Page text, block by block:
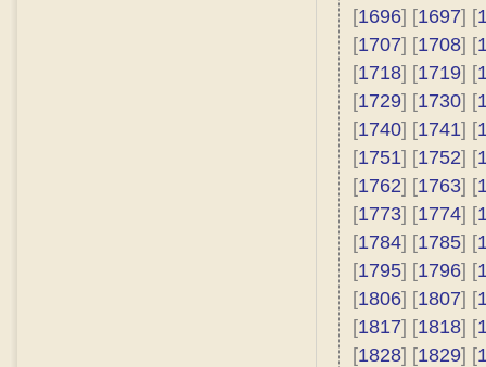
[1696] [1697] [
[1707] [1708] [
[1718] [1719] [
[1729] [1730] [
[1740] [1741] [
[1751] [1752] [
[1762] [1763] [
[1773] [1774] [
[1784] [1785] [
[1795] [1796] [
[1806] [1807] [
[1817] [1818] [
[1828] [1829] [